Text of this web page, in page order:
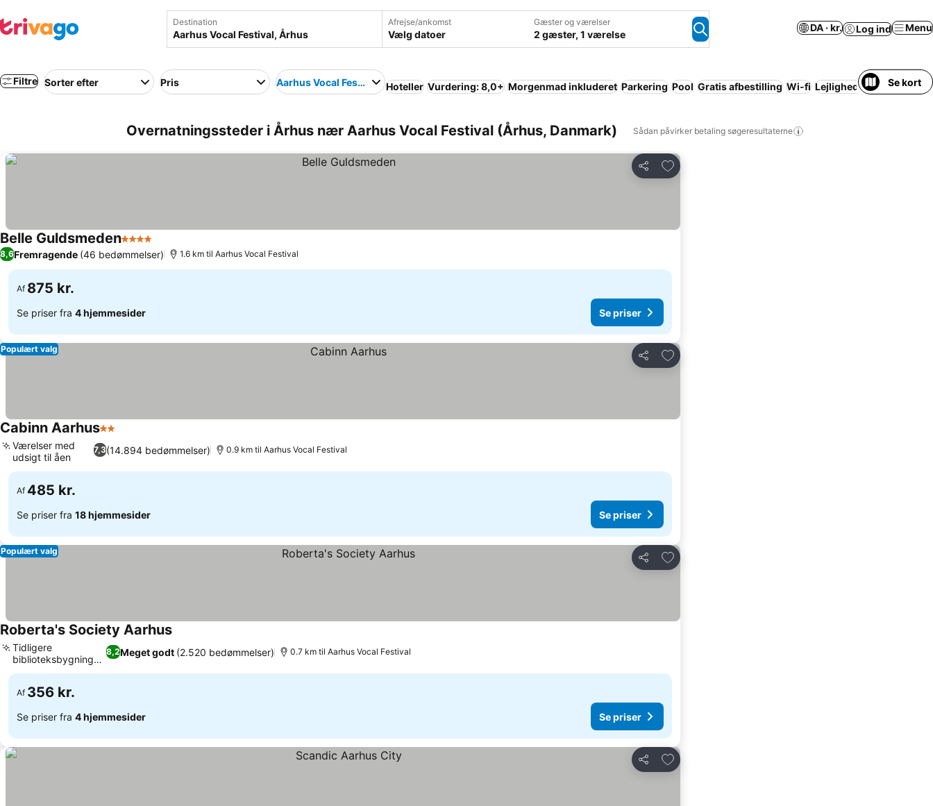
Destination Afrejse/ankomst
Vælg datoer
Gæster og værelser
2 gæster, 1 værelse
DA · kr. Log ind Menu
Filtre Sorter efter Pris Aarhus Vocal Festival Hoteller Vurdering: 8,0+ Morgenmad inkluderet Parkering Pool Gratis afbestilling Wi-fi Lejlighed med faciliteter
Se kort
Overnatningssteder i Århus nær Aarhus Vocal Festival (Århus, Danmark) Sådan påvirker betaling søgeresultaterne
Del
Føj til favoritter
Belle Guldsmeden4 Stjerner
8,6Fremragende (46 bedømmelser) 1.6 km til Aarhus Vocal Festival
Af 875 kr.
Se priser fra 4 hjemmesider Se priser
Del
Føj til favoritter
Populært valg
Cabinn Aarhus2 Stjerner
7,3(14.894 bedømmelser)
Værelser med
udsigt til åen
0.9 km til Aarhus Vocal Festival
Af 485 kr.
Se priser fra 18 hjemmesider Se priser
Del
Føj til favoritter
Populært valg
Roberta's Society Aarhus
8,2Meget godt (2.520 bedømmelser)
Tidligere
biblioteksbygning
fra 1934
0.7 km til Aarhus Vocal Festival
Af 356 kr.
Se priser fra 4 hjemmesider Se priser
Del
Føj til favoritter